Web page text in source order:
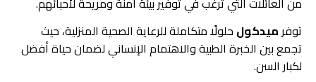
توفرميدكول حلولًا متكاملة للرعاية الصحية المنزلية، حيث
تجمع بين الخبرة الطبية والاهتمام الإنساني لضمان حياة أفضل
لكبار السن.